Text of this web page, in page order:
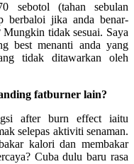
sebotol (tahan sebulan
berbaloi jika anda benar-
tidak sesuai. Saya
best menanti anda yang
tidak ditawarkan oleh
fatburner lain?
after burn effect iaitu
selepas aktiviti senaman.
kalori dan membakar
Cuba dulu baru rasa